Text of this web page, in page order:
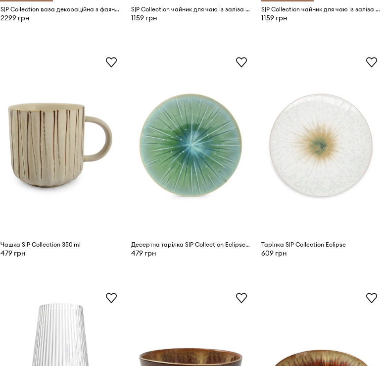
S|P Collection ваза декораційна з фаянсу 17,5 x 17,5 x 33 cm
2299 грн
S|P Collection чайник для чаю із заліза 350 ml
1159 грн
S|P Collection чайник для чаю із заліза 350 ml
1159 грн
Чашка S|P Collection 350 ml
479 грн
Десертна тарілка S|P Collection Eclipse 21 cm
479 грн
Тарілка S|P Collection Eclipse
609 грн